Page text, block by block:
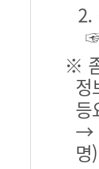
2.
※
정
등
→